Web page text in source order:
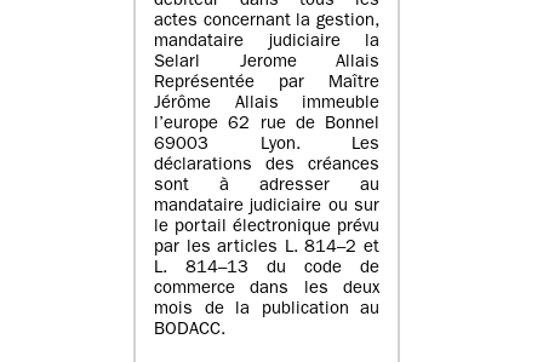
actes concernant la gestion,
mandataire judiciaire la
Selarl Jerome Allais
Représentée par Maître
Jérôme Allais immeuble
l’europe 62 rue de Bonnel
69003 Lyon. Les
déclarations des créances
sont à adresser au
mandataire judiciaire ou sur
le portail électronique prévu
par les articles L. 814–2 et
L. 814–13 du code de
commerce dans les deux
mois de la publication au
BODACC.